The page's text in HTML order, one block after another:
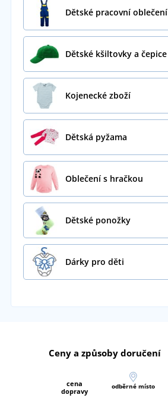
Dětské pracovní oblečení
Dětské kšiltovky a čepice
Kojenecké zboží
Dětská pyžama
Oblečení s hračkou
Dětské ponožky
Dárky pro děti
Ceny a způsoby doručení
cena
dopravy
odběrné místo